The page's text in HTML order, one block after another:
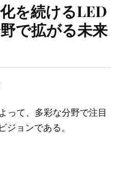
を続けるLED
で拡がる未来
って、多彩な分野で注目
ジョンである。